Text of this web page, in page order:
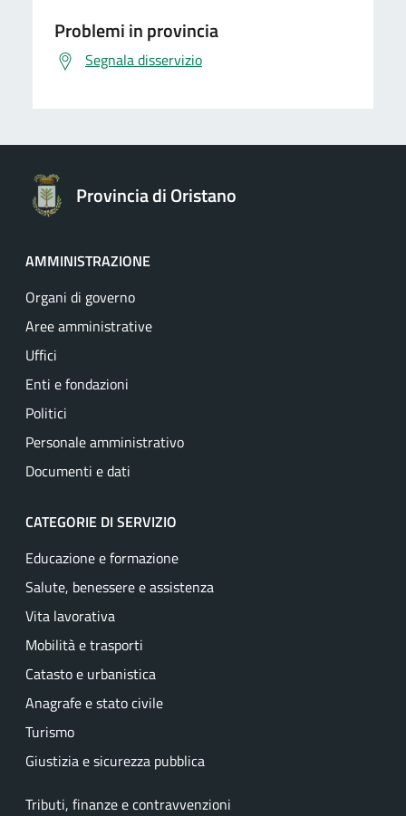
Problemi in provincia
Segnala disservizio
Provincia di Oristano
AMMINISTRAZIONE
Organi di governo
Aree amministrative
Uffici
Enti e fondazioni
Politici
Personale amministrativo
Documenti e dati
CATEGORIE DI SERVIZIO
Educazione e formazione
Salute, benessere e assistenza
Vita lavorativa
Mobilità e trasporti
Catasto e urbanistica
Anagrafe e stato civile
Turismo
Giustizia e sicurezza pubblica
Tributi, finanze e contravvenzioni